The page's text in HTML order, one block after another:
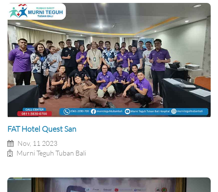
FAT Hotel Quest San
Nov, 11 2023
Murni Teguh Tuban Bali